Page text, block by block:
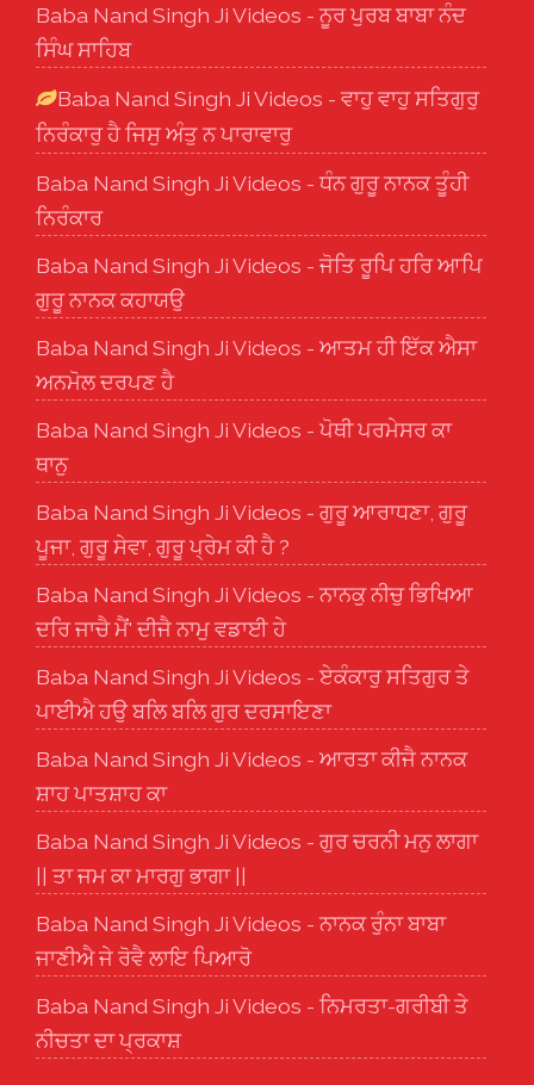
Baba Nand Singh Ji Videos - ਨੂਰ ਪੁਰਬ ਬਾਬਾ ਨੰਦ
ਸਿੰਘ ਸਾਹਿਬ
Baba Nand Singh Ji Videos - ਵਾਹੁ ਵਾਹੁ ਸਤਿਗੁਰੁ
ਨਿਰੰਕਾਰੁ ਹੈ ਜਿਸੁ ਅੰਤੁ ਨ ਪਾਰਾਵਾਰੁ
Baba Nand Singh Ji Videos - ਧੰਨ ਗੁਰੂ ਨਾਨਕ ਤੂੰਹੀ
ਨਿਰੰਕਾਰ
Baba Nand Singh Ji Videos - ਜੋਤਿ ਰੂਪਿ ਹਰਿ ਆਪਿ
ਗੁਰੂ ਨਾਨਕ ਕਹਾਯਉ
Baba Nand Singh Ji Videos - ਆਤਮ ਹੀ ਇੱਕ ਐਸਾ
ਅਨਮੋਲ ਦਰਪਣ ਹੈ
Baba Nand Singh Ji Videos - ਪੋਥੀ ਪਰਮੇਸਰ ਕਾ
ਥਾਨੁ
Baba Nand Singh Ji Videos - ਗੁਰੂ ਆਰਾਧਣਾ, ਗੁਰੂ
ਪੂਜਾ, ਗੁਰੂ ਸੇਵਾ, ਗੁਰੂ ਪ੍ਰੇਮ ਕੀ ਹੈ ?
Baba Nand Singh Ji Videos - ਨਾਨਕੁ ਨੀਚੁ ਭਿਖਿਆ
ਦਰਿ ਜਾਚੈ ਮੈਂ' ਦੀਜੈ ਨਾਮੁ ਵਡਾਈ ਹੇ
Baba Nand Singh Ji Videos - ਏਕੰਕਾਰੁ ਸਤਿਗੁਰ ਤੇ
ਪਾਈਐ ਹਉ ਬਲਿ ਬਲਿ ਗੁਰ ਦਰਸਾਇਣਾ
Baba Nand Singh Ji Videos - ਆਰਤਾ ਕੀਜੈ ਨਾਨਕ
ਸ਼ਾਹ ਪਾਤਸ਼ਾਹ ਕਾ
Baba Nand Singh Ji Videos - ਗੁਰ ਚਰਨੀ ਮਨੁ ਲਾਗਾ
|| ਤਾ ਜਮ ਕਾ ਮਾਰਗੁ ਭਾਗਾ ||
Baba Nand Singh Ji Videos - ਨਾਨਕ ਰੁੰਨਾ ਬਾਬਾ
ਜਾਣੀਐ ਜੇ ਰੋਵੈ ਲਾਇ ਪਿਆਰੋ
Baba Nand Singh Ji Videos - ਨਿਮਰਤਾ-ਗਰੀਬੀ ਤੇ
ਨੀਚਤਾ ਦਾ ਪ੍ਰਕਾਸ਼